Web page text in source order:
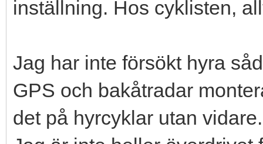
inställning. Hos cyklisten,
Jag har inte försökt hyra
GPS och bakåtradar
det på hyrcyklar utan vidare.